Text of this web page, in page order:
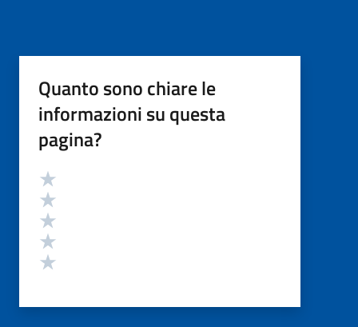
Quanto sono chiare le
informazioni su questa
pagina?
Valutazione